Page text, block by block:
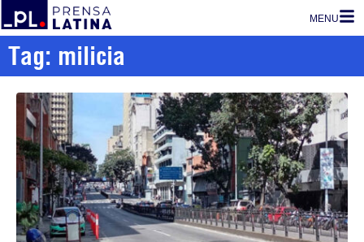
MENU
Tag: milicia